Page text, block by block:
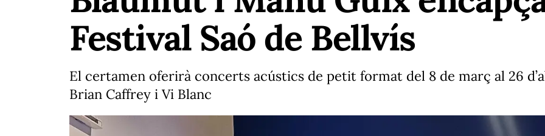
Festival Saó de Bellvís
El certamen oferirà concerts acústics de petit format del 8 de març al 26
Brian Caffrey i Vi Blanc